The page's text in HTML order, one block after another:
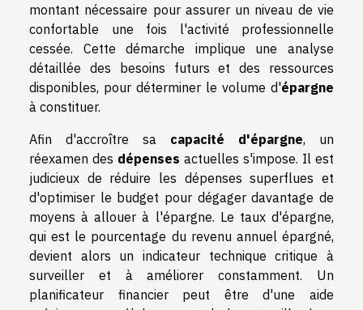
montant nécessaire pour assurer un niveau de vie
confortable une fois l'activité professionnelle
cessée. Cette démarche implique une analyse
détaillée des besoins futurs et des ressources
disponibles, pour déterminer le volume d'épargne
à constituer.
Afin d'accroître sa capacité d'épargne, un
réexamen des dépenses actuelles s'impose. Il est
judicieux de réduire les dépenses superflues et
d'optimiser le budget pour dégager davantage de
moyens à allouer à l'épargne. Le taux d'épargne,
qui est le pourcentage du revenu annuel épargné,
devient alors un indicateur technique critique à
surveiller et à améliorer constamment. Un
planificateur financier peut être d'une aide